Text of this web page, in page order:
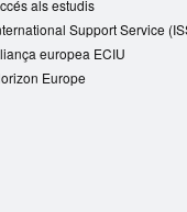
als estudis
Support Service
europea ECIU
Europe